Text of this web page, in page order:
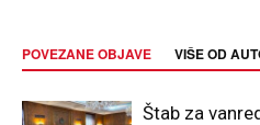
POVEZANE OBJAVE VIŠE OD
Štab za